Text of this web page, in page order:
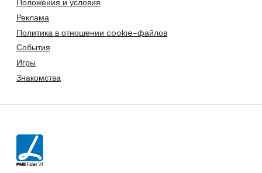
Положения и условия
Реклама
Политика в отношении cookie-файлов
События
Игры
Знакомства